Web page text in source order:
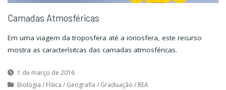
Camadas Atmosféricas
Em uma viagem da troposfera até a ionosfera, este recurso
mostra as caracterísitcas das camadas atmosféricas.
1 de março de 2016
Biologia / Física / Geografia / Graduação / REA